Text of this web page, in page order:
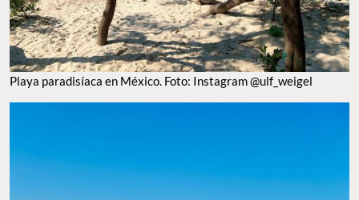
Playa paradisíaca en México. Foto: Instagram @ulf_weigel